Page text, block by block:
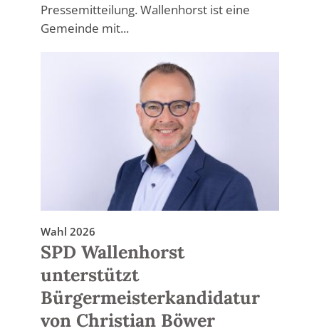
Pressemitteilung. Wallenhorst ist eine
Gemeinde mit...
Wahl 2026
SPD Wallenhorst
unterstützt
Bürgermeisterkandidatur
von Christian Böwer